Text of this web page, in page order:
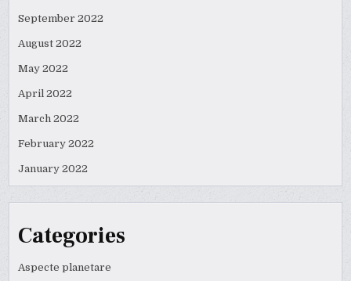
September 2022
August 2022
May 2022
April 2022
March 2022
February 2022
January 2022
Categories
Aspecte planetare